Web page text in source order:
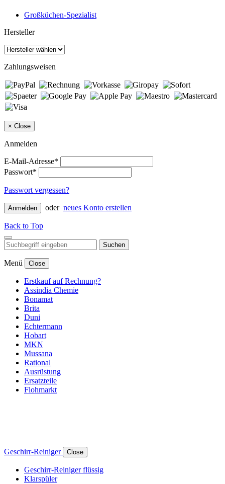
Großküchen-Spezialist
Hersteller
Zahlungsweisen
× Close
Anmelden
E-Mail-Adresse*
Passwort*
Passwort vergessen?
Anmelden oder neues Konto erstellen
Back to Top
Suchen
Menü Close
Erstkauf auf Rechnung?
Assindia Chemie
Bonamat
Brita
Duni
Echtermann
Hobart
MKN
Mussana
Rational
Ausrüstung
Ersatzteile
Flohmarkt
Geschirr-Reiniger Close
Geschirr-Reiniger flüssig
Klarspüler